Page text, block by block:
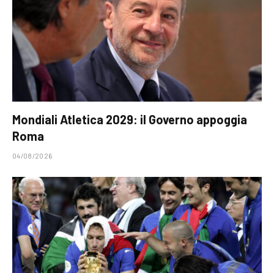
Mondiali Atletica 2029: il Governo appoggia
Roma
04/08/2026